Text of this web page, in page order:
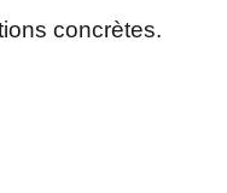
concrètes.